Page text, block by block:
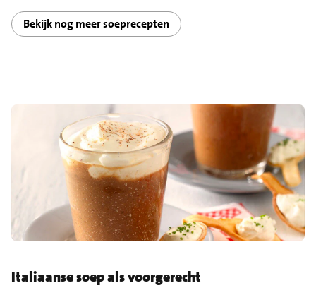
Bekijk nog meer soeprecepten
Italiaanse soep als voorgerecht